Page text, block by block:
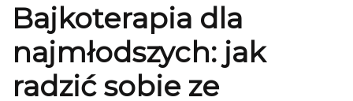
Bajkoterapia dla
najmłodszych: jak
radzić sobie ze